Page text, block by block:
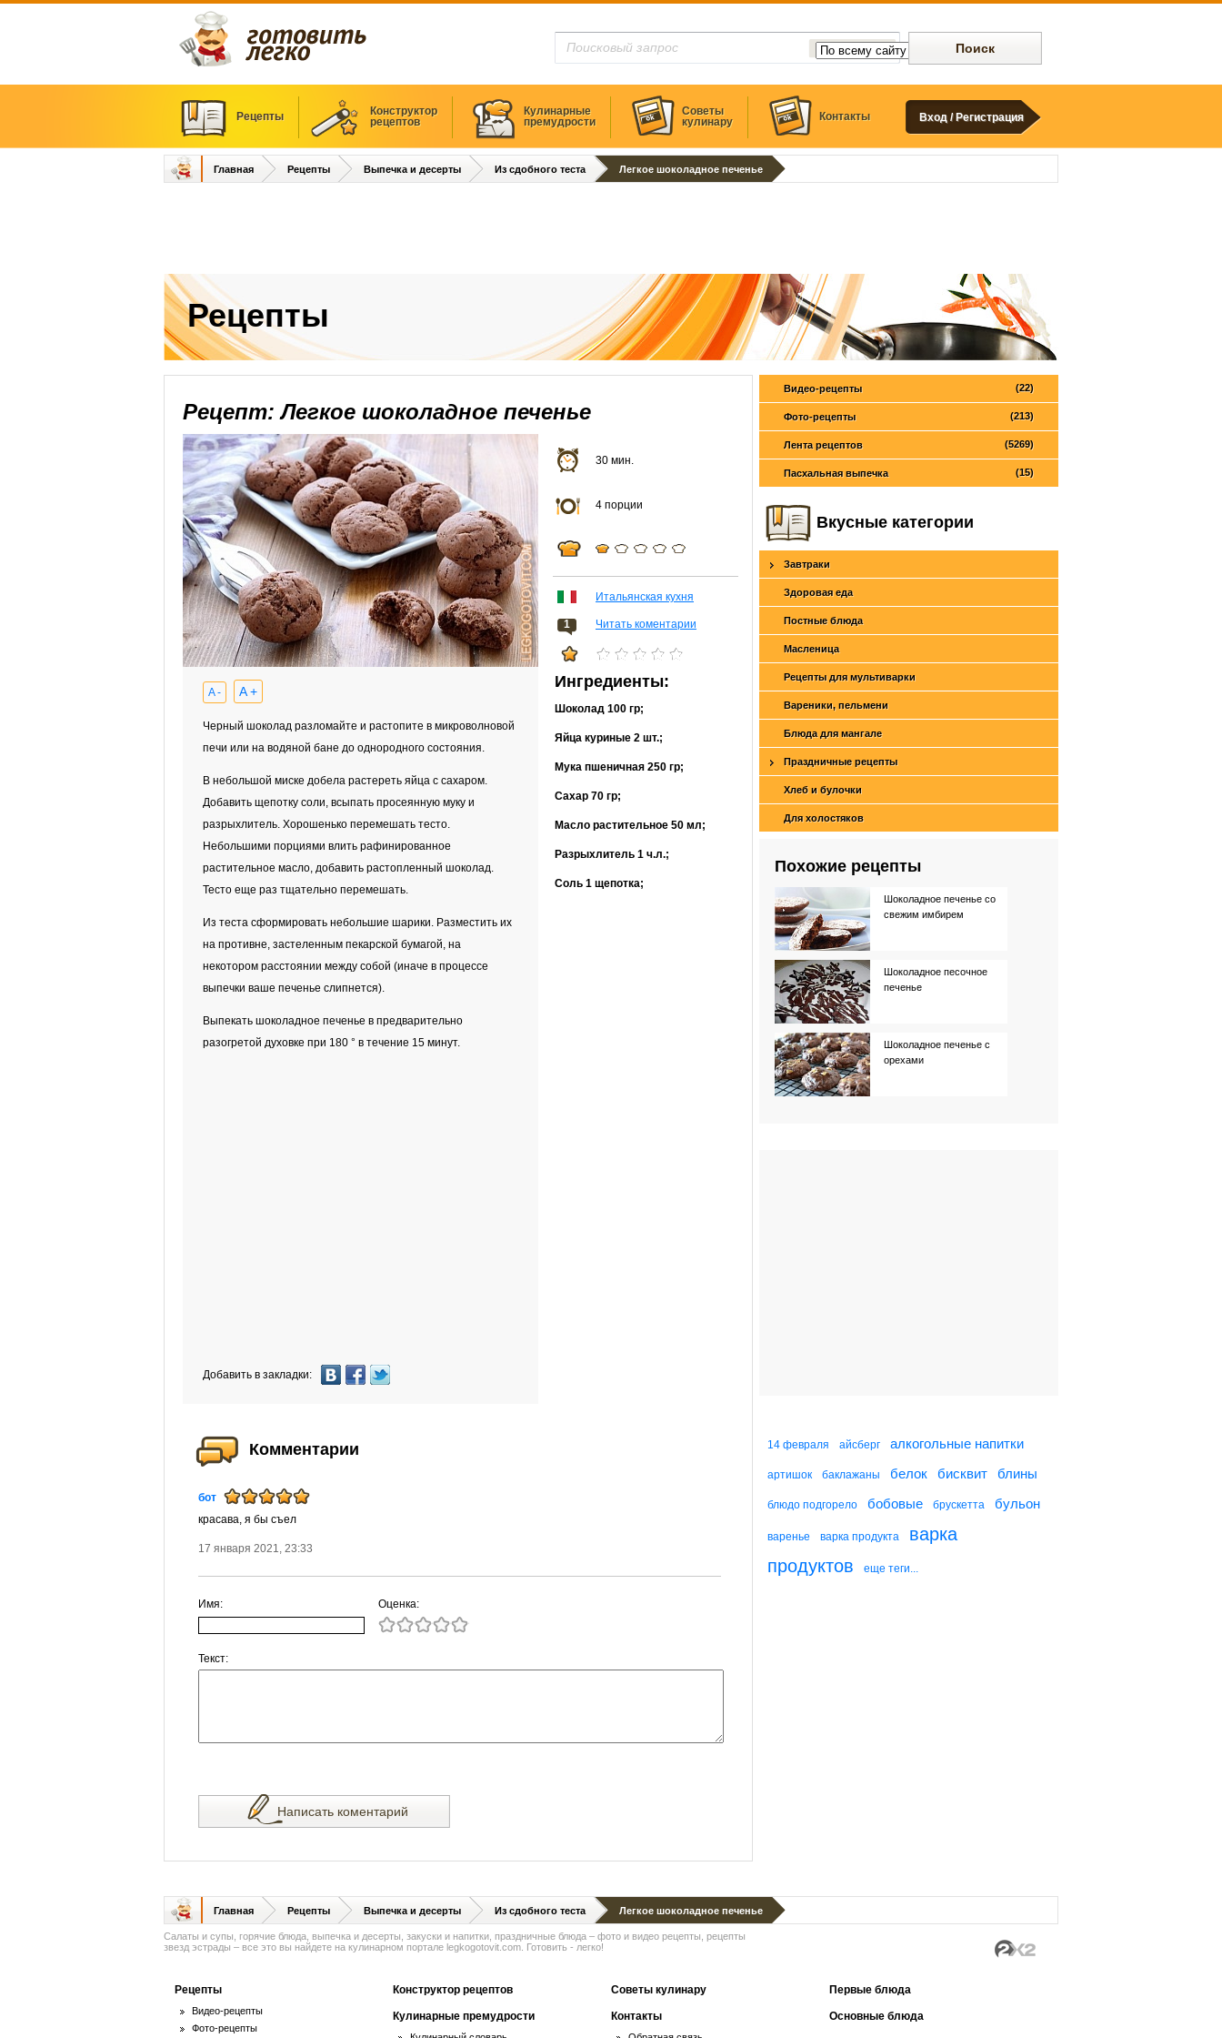
Рецепты
Конструктор
рецептов
Кулинарные
премудрости
Советы
кулинару
Контакты Вход / Регистрация
Главная Рецепты Выпечка и десерты Из сдобного теста Легкое шоколадное печенье
Рецепты
Рецепт: Легкое шоколадное печенье
A - A +
Черный шоколад разломайте и растопите в микроволновой
печи или на водяной бане до однородного состояния.
В небольшой миске добела растереть яйца с сахаром.
Добавить щепотку соли, всыпать просеянную муку и
разрыхлитель. Хорошенько перемешать тесто.
Небольшими порциями влить рафинированное
растительное масло, добавить растопленный шоколад.
Тесто еще раз тщательно перемешать.
Из теста сформировать небольшие шарики. Разместить их
на противне, застеленным пекарской бумагой, на
некотором расстоянии между собой (иначе в процессе
выпечки ваше печенье слипнется).
Выпекать шоколадное печенье в предварительно
разогретой духовке при 180 ° в течение 15 минут.
Добавить в закладки:
30 мин.
4 порции
Итальянская кухня
1 Читать коментарии
Ингредиенты:
Шоколад 100 гр;
Яйца куриные 2 шт.;
Мука пшеничная 250 гр;
Сахар 70 гр;
Масло растительное 50 мл;
Разрыхлитель 1 ч.л.;
Соль 1 щепотка;
Комментарии
бот
красава, я бы съел
17 января 2021, 23:33
Имя: Оценка:
Текст:
Написать коментарий
(22)
Видео-рецепты
(213)
Фото-рецепты
(5269)
Лента рецептов
(15)
Пасхальная выпечка
Вкусные категории
Завтраки
Здоровая еда
Постные блюда
Масленица
Рецепты для мультиварки
Вареники, пельмени
Блюда для мангале
Праздничные рецепты
Хлеб и булочки
Для холостяков
Похожие рецепты
Шоколадное печенье со
свежим имбирем
Шоколадное песочное
печенье
Шоколадное печенье с
орехами
Печенье "Картошка"
14 февраля айсберг алкогольные напитки
артишок баклажаны белок бисквит блины
блюдо подгорело бобовые брускетта бульон
варенье варка продукта
варка
продуктов
еще теги...
Главная Рецепты Выпечка и десерты Из сдобного теста Легкое шоколадное печенье
Салаты и супы, горячие блюда, выпечка и десерты, закуски и напитки, праздничные блюда – фото и видео рецепты, рецепты
звезд эстрады – все это вы найдете на кулинарном портале legkogotovit.com. Готовить - легко!
Рецепты
Видео-рецепты
Фото-рецепты
Конструктор рецептов
Кулинарные премудрости
Советы кулинару
Контакты
Первые блюда
Основные блюда